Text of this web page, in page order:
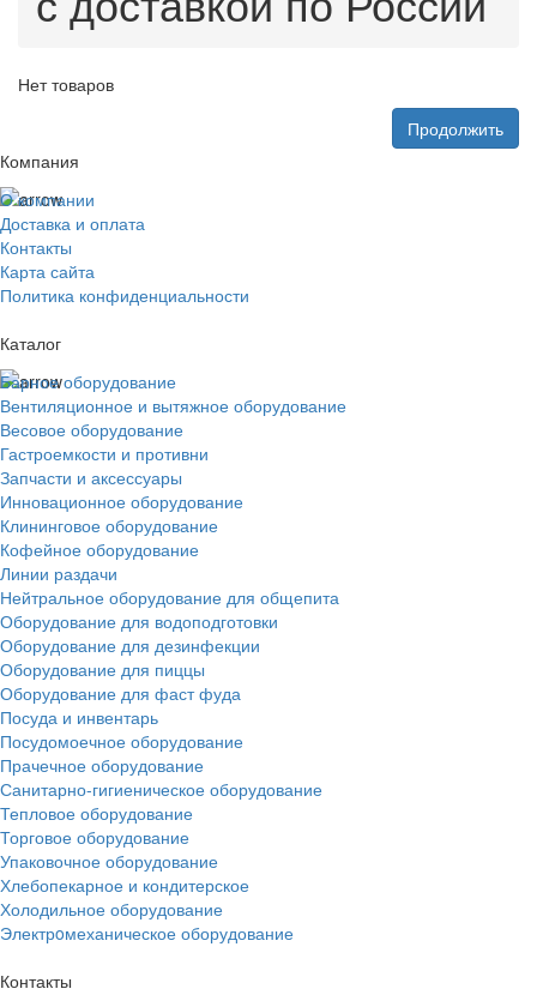
Нет товаров
Продолжить
Компания
О компании
Доставка и оплата
Контакты
Карта сайта
Политика конфиденциальности
Каталог
Барное оборудование
Вентиляционное и вытяжное оборудование
Весовое оборудование
Гастроемкости и противни
Запчасти и аксессуары
Инновационное оборудование
Клининговое оборудование
Кофейное оборудование
Линии раздачи
Нейтральное оборудование для общепита
Оборудование для водоподготовки
Оборудование для дезинфекции
Оборудование для пиццы
Оборудование для фаст фуда
Посуда и инвентарь
Посудомоечное оборудование
Прачечное оборудование
Санитарно-гигиеническое оборудование
Тепловое оборудование
Торговое оборудование
Упаковочное оборудование
Хлебопекарное и кондитерское
Холодильное оборудование
Электрoмеханическое оборудование
Контакты